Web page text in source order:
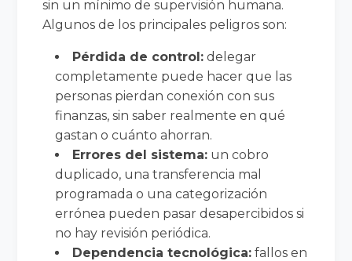
sin un mínimo de supervisión humana.
Algunos de los principales peligros son:
Pérdida de control: delegar
completamente puede hacer que las
personas pierdan conexión con sus
finanzas, sin saber realmente en qué
gastan o cuánto ahorran.
Errores del sistema: un cobro
duplicado, una transferencia mal
programada o una categorización
errónea pueden pasar desapercibidos si
no hay revisión periódica.
Dependencia tecnológica: fallos en